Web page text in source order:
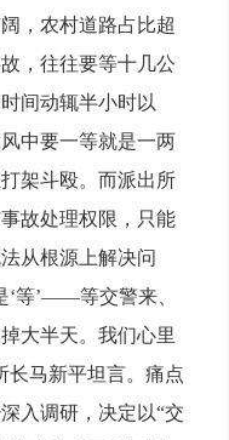
，农村道路占比超
，往往要等十几公
间动辄半小时以
中要一等就是一两
架斗殴。而派出所
故处理权限，只能
从根源上解决问
‘等’——等交警来、
大半天。我们心里
长马新平坦言。痛点
入调研，决定以“交